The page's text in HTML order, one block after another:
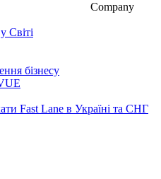
Company
Світі
бізнесу
Fast Lane в Україні та СНГ